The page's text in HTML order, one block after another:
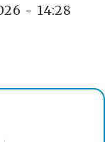
- 14:28